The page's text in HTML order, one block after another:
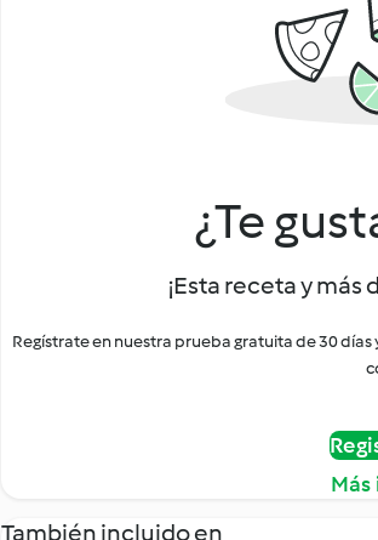
¿Te
¡Esta receta y más
Regístrate en nuestra prueba gratuita de 30
También incluido en